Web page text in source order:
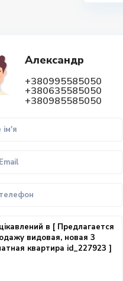
Александр
+380995585050
+380635585050
+380985585050